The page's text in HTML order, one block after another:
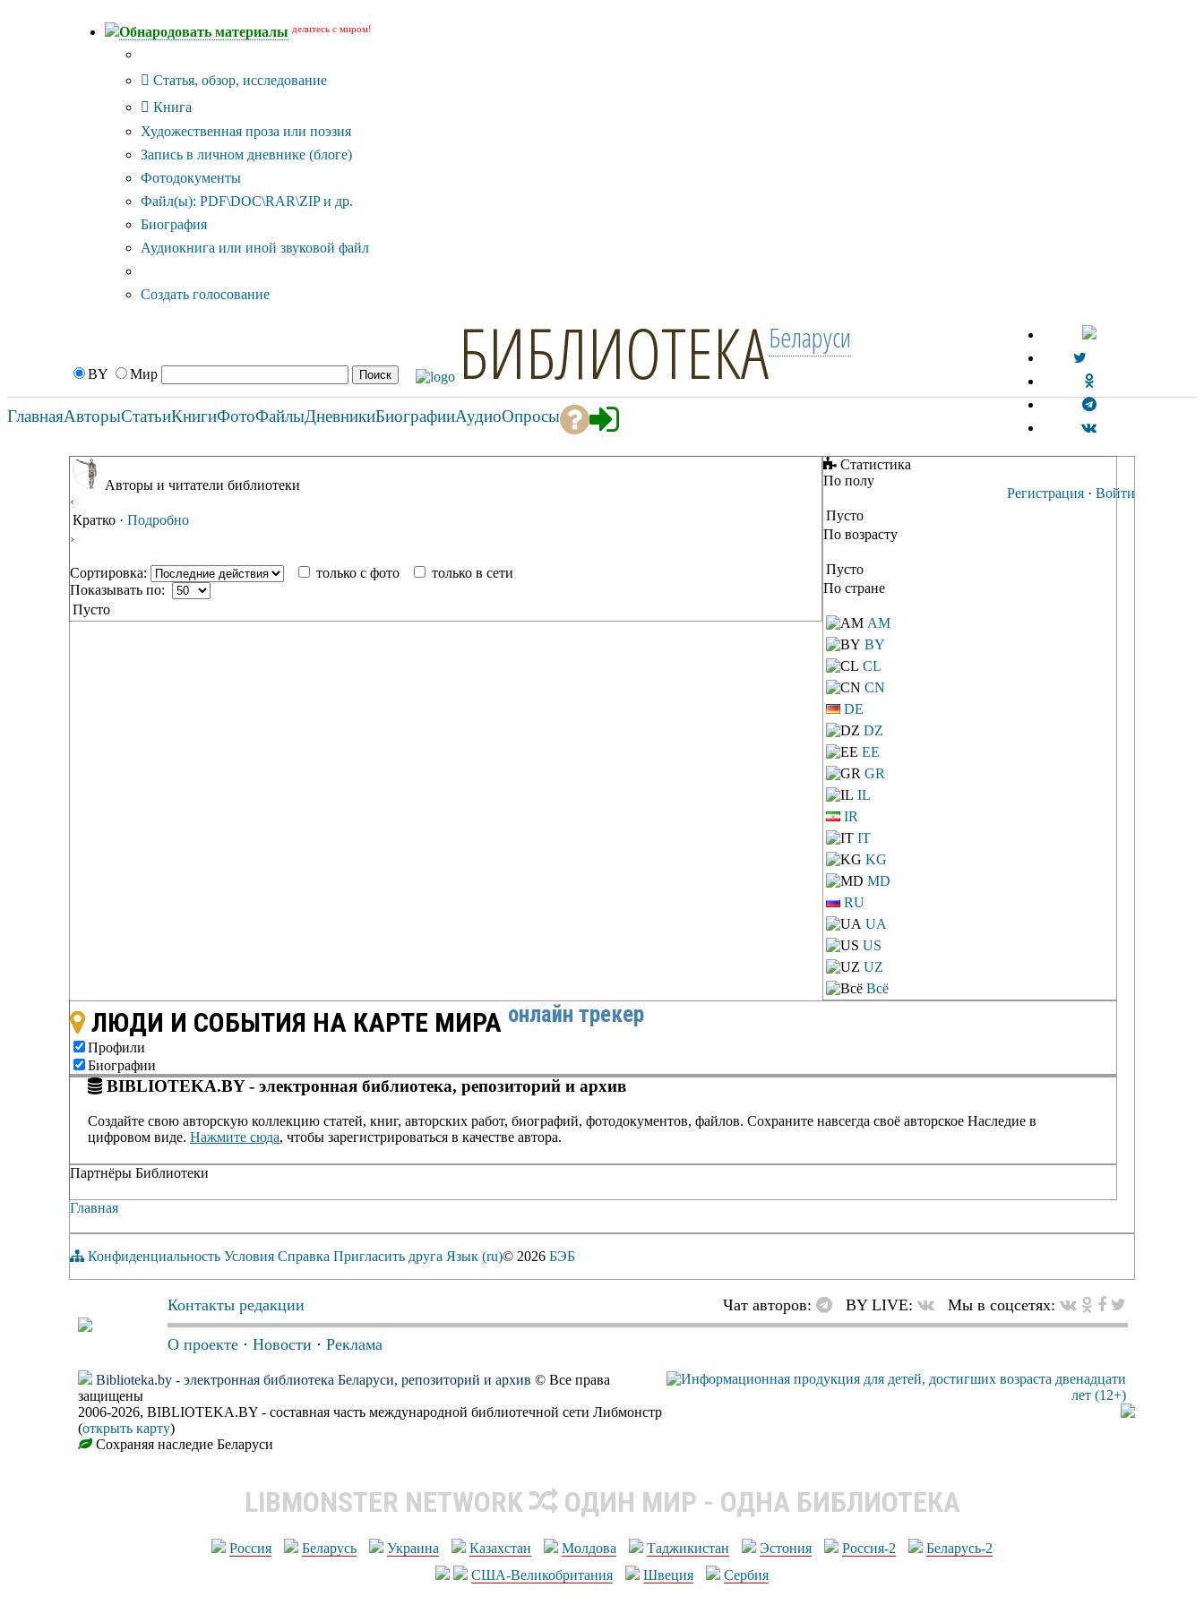
Обнародовать материалы делитесь с миром!
Статья, обзор, исследование
Книга
Художественная проза или поэзия
Запись в личном дневнике (блоге)
Фотодокументы
Файл(ы): PDF\DOC\RAR\ZIP и др.
Биография
Аудиокнига или иной звуковой файл
Создать голосование
BY Мир БИБЛИОТЕКАБеларуси
Регистрация · Войти
ГлавнаяАвторыСтатьиКнигиФотоФайлыДневникиБиографииАудиоОпросы
Авторы и читатели библиотеки
‹
Кратко · Подробно
›
Сортировка: только с фото
только в сети
Показывать по:
Пусто
Статистика
По полу
Пусто
По возрасту
Пусто
По стране
AM
BY
CL
CN
DE
DZ
EE
GR
IL
IR
IT
KG
MD
RU
UA
US
UZ
Всё
ЛЮДИ И СОБЫТИЯ НА КАРТЕ МИРА онлайн трекер
Профили
Биографии
BIBLIOTEKA.BY - электронная библиотека, репозиторий и архив
Создайте свою авторскую коллекцию статей, книг, авторских работ, биографий, фотодокументов, файлов. Сохраните навсегда своё авторское Наследие в
цифровом виде. Нажмите сюда, чтобы зарегистрироваться в качестве автора.
Партнёры Библиотеки
Главная
Конфиденциальность Условия Справка Пригласить друга Язык (ru)© 2026 БЭБ
Контакты редакции Чат авторов: BY LIVE: Мы в соцсетях:
О проекте · Новости · Реклама
Biblioteka.by - электронная библиотека Беларуси, репозиторий и архив © Все права
защищены
2006-2026, BIBLIOTEKA.BY - составная часть международной библиотечной сети Либмонстр
(открыть карту)
Сохраняя наследие Беларуси
LIBMONSTER NETWORK ОДИН МИР - ОДНА БИБЛИОТЕКА
Россия Беларусь Украина Казахстан Молдова Таджикистан Эстония Россия-2
Беларусь-2
США-Великобритания
Швеция Сербия